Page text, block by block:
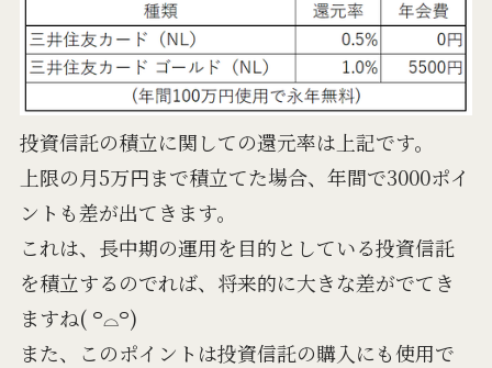
投資信託の積立に関しての還元率は上記です。
上限の月5万円まで積立てた場合、年間で3000ポイ
ントも差が出てきます。
これは、長中期の運用を目的としている投資信託
を積立するのでれば、将来的に大きな差がでてき
ますね( ꒪⌓꒪)
また、このポイントは投資信託の購入にも使用で